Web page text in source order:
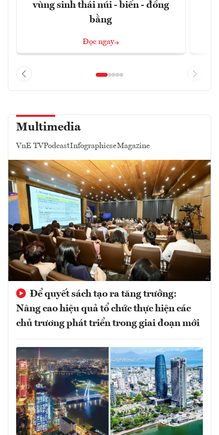
vùng sinh thái núi - biển - đồng
bằng
Đọc ngay
Multimedia
VnE TVPodcastInfographicseMagazine
Để quyết sách tạo ra tăng trưởng:
Nâng cao hiệu quả tổ chức thực hiện các
chủ trương phát triển trong giai đoạn mới